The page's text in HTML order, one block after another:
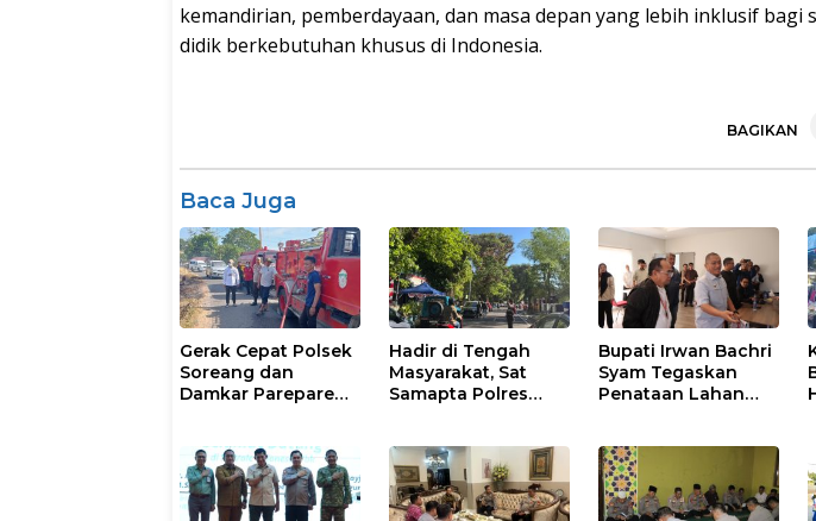
kemandirian, pemberdayaan, dan masa depan yang lebih inklusif bagi
didik berkebutuhan khusus di Indonesia.
BAGIKAN
Baca Juga
Gerak Cepat Polsek
Soreang dan
Damkar Parepare
Hadir di Tengah
Masyarakat, Sat
Samapta Polres
Pagi
Bupati Irwan Bachri
Syam Tegaskan
Penataan Lahan